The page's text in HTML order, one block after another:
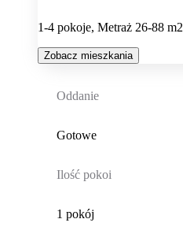
1-4 pokoje, Metraż 26-88 m2
Zobacz mieszkania
Oddanie
Gotowe
Ilość pokoi
1 pokój